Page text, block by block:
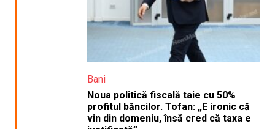
Bani
Noua politică fiscală taie cu 50%
profitul băncilor. Tofan: „E ironic că
vin din domeniu, însă cred că taxa e